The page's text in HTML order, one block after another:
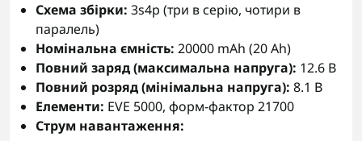
Схема збірки: 3s4p (три в серію, чотири в
паралель)
Номінальна ємність: 20000 mAh (20 Ah)
Повний заряд (максимальна напруга): 12.6 В
Повний розряд (мінімальна напруга): 8.1 В
Елементи: EVE 5000, форм-фактор 21700
Струм навантаження: